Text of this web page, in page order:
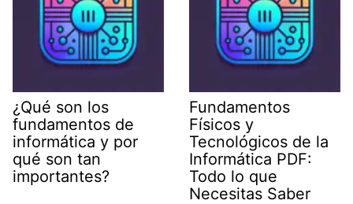
¿Qué son los
fundamentos de
informática y por
qué son tan
importantes?
Fundamentos
Físicos y
Tecnológicos de la
Informática PDF:
Todo lo que
Necesitas Saber